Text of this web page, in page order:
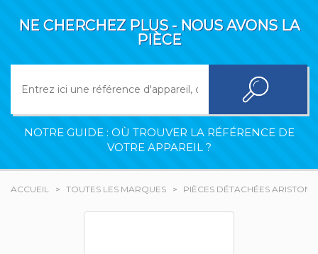
NE CHERCHEZ PLUS - NOUS AVONS LA
PIÈCE
NOTRE GUIDE : OÙ TROUVER LA RÉFÉRENCE DE
VOTRE APPAREIL ?
ACCUEIL TOUTES LES MARQUES PIÈCES DÉTACHÉES ARISTON